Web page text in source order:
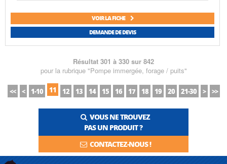
VOIR LA FICHE
DEMANDE DE DEVIS
Résultat 301 à 330 sur 842
pour la rubrique "Pompe immergée, forage / puits"
<< < 1-10 11 12 13 14 15 16 17 18 19 20 21-30 > >>
VOUS NE TROUVEZ
PAS UN PRODUIT ?
CONTACTEZ-NOUS !